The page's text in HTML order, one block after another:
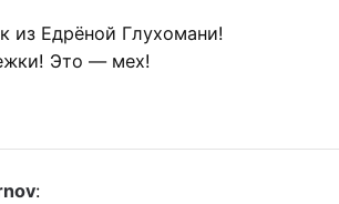
из Едрёной Глухомани!
Это — мех!
: